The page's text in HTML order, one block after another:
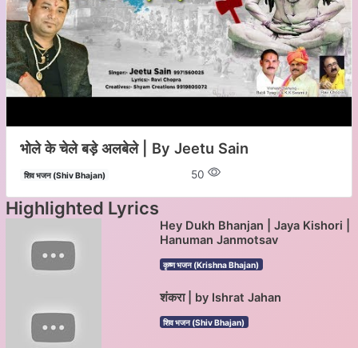
भोले के चेले बड़े अलबेले | By Jeetu Sain
शिव भजन (Shiv Bhajan) 50
Highlighted Lyrics
Hey Dukh Bhanjan | Jaya Kishori |
Hanuman Janmotsav
कृष्ण भजन (Krishna Bhajan)
शंकरा | by Ishrat Jahan
शिव भजन (Shiv Bhajan)